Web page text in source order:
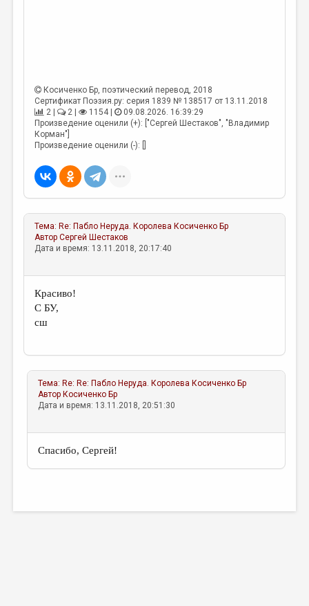
Косиченко Бр, поэтический перевод, 2018
Сертификат Поэзия.ру: серия 1839 № 138517 от 13.11.2018
2 |
2 | 1154 |
09.08.2026. 16:39:29
Произведение оценили (+): ["Сергей Шестаков", "Владимир
Корман"]
Произведение оценили (-): []
Тема: Re: Пабло Неруда. Королева Косиченко Бр
АвторСергей Шестаков
Дата и время: 13.11.2018, 20:17:40
Красиво!
С БУ,
сш
Тема: Re: Re: Пабло Неруда. Королева Косиченко Бр
Автор Косиченко Бр
Дата и время: 13.11.2018, 20:51:30
Спасибо, Сергей!